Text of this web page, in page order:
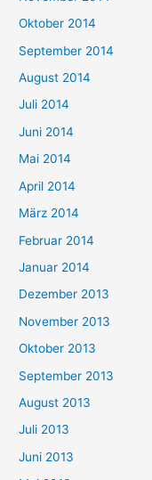
Oktober 2014
September 2014
August 2014
Juli 2014
Juni 2014
Mai 2014
April 2014
März 2014
Februar 2014
Januar 2014
Dezember 2013
November 2013
Oktober 2013
September 2013
August 2013
Juli 2013
Juni 2013